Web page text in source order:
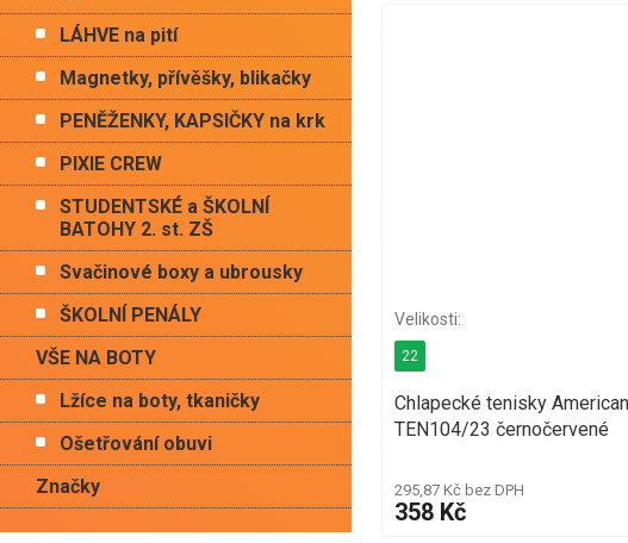
LÁHVE na pití
Magnetky, přívěšky, blikačky
PENĚŽENKY, KAPSIČKY na krk
PIXIE CREW
STUDENTSKÉ a ŠKOLNÍ
BATOHY 2. st. ZŠ
Svačinové boxy a ubrousky
ŠKOLNÍ PENÁLY
VŠE NA BOTY
Lžíce na boty, tkaničky
Ošetřování obuvi
Značky
Chlapecké tenisky
TEN104/23 černočervené
295,87 Kč bez DPH
358 Kč
22